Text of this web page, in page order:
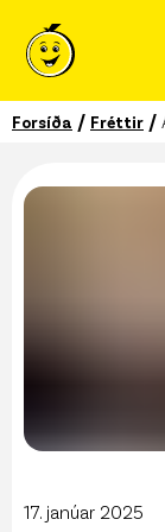
Forsíða / Fréttir /
17. janúar 2025